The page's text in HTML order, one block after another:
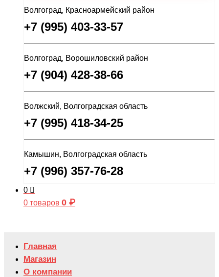
Волгоград, Красноармейский район
+7 (995) 403-33-57
Волгоград, Ворошиловский район
+7 (904) 428-38-66
Волжский, Волгоградская область
+7 (995) 418-34-25
Камышин, Волгоградская область
+7 (996) 357-76-28
0
0 товаров 0 ₽
Главная
Магазин
О компании